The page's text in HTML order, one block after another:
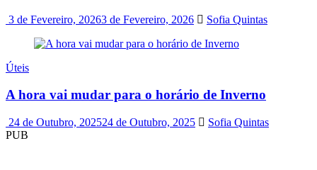
3 de Fevereiro, 20263 de Fevereiro, 2026 Sofia Quintas
Úteis
A hora vai mudar para o horário de Inverno
24 de Outubro, 202524 de Outubro, 2025
Sofia Quintas
PUB